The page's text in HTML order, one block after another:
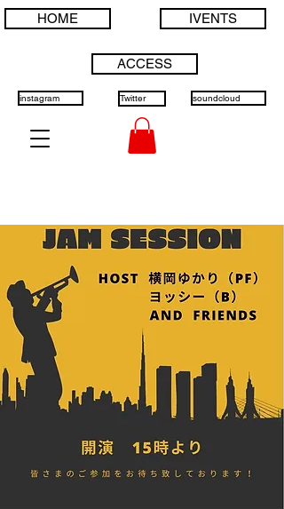
soundcloud
Twitter
instagram
IVENTS
HOME
ACCESS